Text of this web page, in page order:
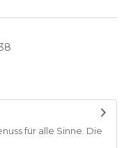
für alle Sinne. Die